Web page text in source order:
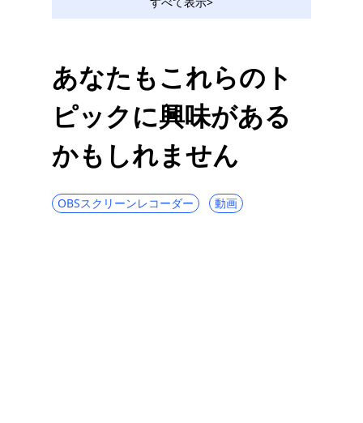
あなたもこれらのト
ピックに興味がある
かもしれません
OBSスクリーンレコーダー 動画